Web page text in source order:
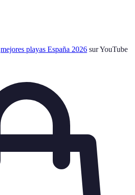
mejores playas España 2026 sur YouTube